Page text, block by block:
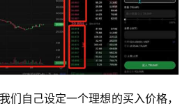
们自己设定一个理想的买入价格，